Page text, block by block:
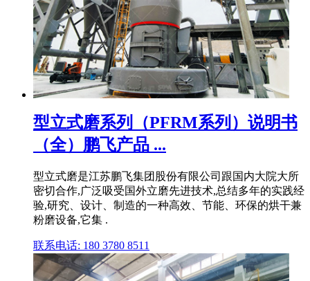
型立式磨系列（PFRM系列）说明书
（全）鹏飞产品 ...
型立式磨是江苏鹏飞集团股份有限公司跟国内大院大所
密切合作,广泛吸受国外立磨先进技术,总结多年的实践经
验,研究、设计、制造的一种高效、节能、环保的烘干兼
粉磨设备,它集 .
联系电话: 180 3780 8511